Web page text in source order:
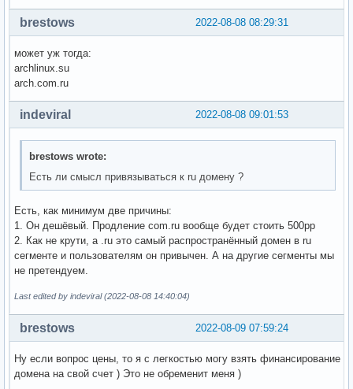
2022-08-08 08:29:31
brestows
может уж тогда:
archlinux.su
arch.com.ru
2022-08-08 09:01:53
indeviral
brestows wrote:
Есть ли смысл привязываться к ru домену ?
Есть, как минимум две причины:
1. Он дешёвый. Продление com.ru вообще будет стоить 500рр
2. Как не крути, а .ru это самый распространённый домен в ru
сегменте и пользователям он привычен. А на другие сегменты мы
не претендуем.
Last edited by indeviral (2022-08-08 14:40:04)
2022-08-09 07:59:24
brestows
Ну если вопрос цены, то я с легкостью могу взять финансирование
домена на свой счет ) Это не обременит меня )